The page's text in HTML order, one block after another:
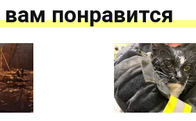
понравится